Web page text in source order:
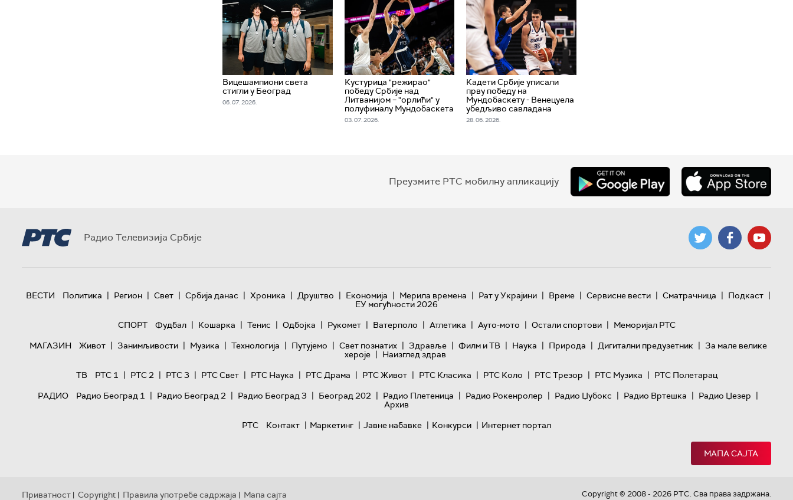
Вицешампиони света
стигли у Београд
06. 07. 2026.
Кустурица "режирао"
победу Србије над
Литванијом – "орлићи" у
полуфиналу Мундобаскета
03. 07. 2026.
Кадети Србије уписали
прву победу на
Мундобаскету - Венецуела
убедљиво савладана
28. 06. 2026.
Преузмите РТС мобилну апликацију
Радио Телевизија Србије
ВЕСТИ Политика | Регион | Свет | Србија данас | Хроника | Друштво | Економија | Мерила времена | Рат у Украјини | Време | Сервисне вести | Сматрачница | Подкаст |
ЕУ могућности 2026
СПОРТ
Фудбал | Кошарка | Тенис | Одбојка | Рукомет | Ватерполо | Атлетика | Ауто-мото | Остали спортови | Меморијал РТС
МАГАЗИН
Живот | Занимљивости | Музика | Технологијa | Путујемо | Свет познатих | Здравље | Филм и ТВ | Наука | Природа | Дигитални предузетник | За мале велике
хероје | Наизглед здрав
ТВ
РТС 1 | РТС 2 | РТС 3 | РТС Свет | РТС Наука | РТС Драма | РТС Живот | РТС Класика | РТС Коло | РТС Трезор | РТС Музика | РТС Полетарац
РАДИО
Радио Београд 1 | Радио Београд 2 | Радио Београд 3 | Београд 202 | Радио Плетеница | Радио Рокенролер | Радио Џубокс | Радио Вртешка | Радио Џезер |
Архив
РТС
Контакт | Маркетинг | Јавне набавке | Конкурси | Интернет портал
МАПА САЈТА
Приватност | Copyright | Правила употребе садржаја | Мапа сајта Copyright © 2008 - 2026 РТС. Сва права задржана.